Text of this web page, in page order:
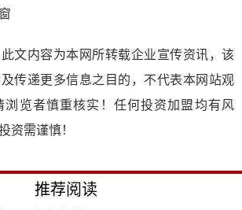
此文内容为本网所转载企业宣传资讯，该
传递更多信息之目的，不代表本网站观
浏览者慎重核实！任何投资加盟均有风
资需谨慎！
推荐阅读